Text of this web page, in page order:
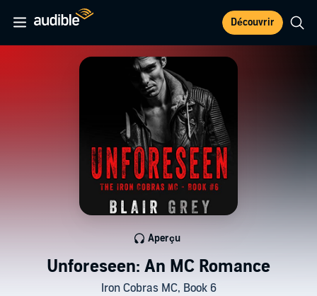
Découvrir
Unforeseen: An MC Romance
Iron Cobras MC, Book 6
Aperçu